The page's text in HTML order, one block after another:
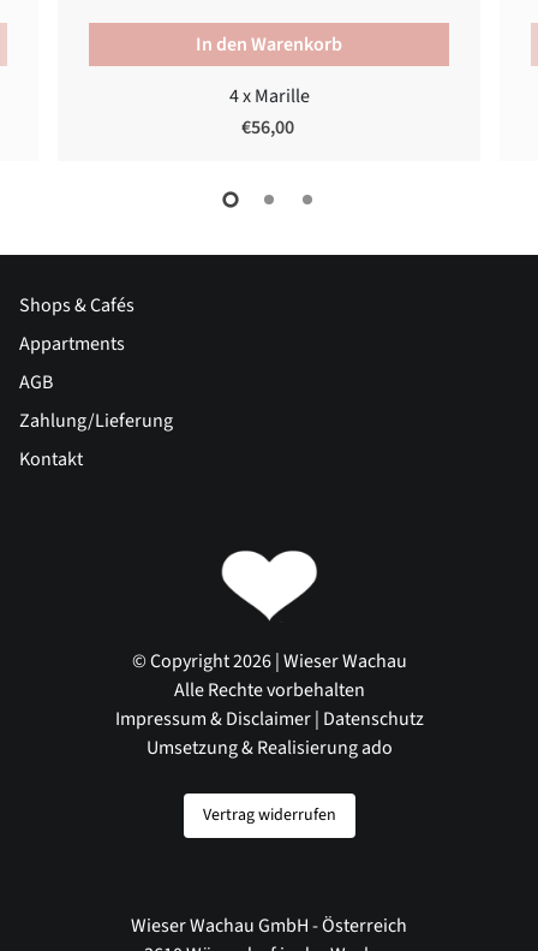
In den Warenkorb
4 x Marille
€56,00
Shops & Cafés
Appartments
AGB
Zahlung/Lieferung
Kontakt
© Copyright 2026 | Wieser Wachau
Alle Rechte vorbehalten
Impressum & Disclaimer| Datenschutz
Umsetzung & Realisierung ado
Vertrag widerrufen
Wieser Wachau GmbH - Österreich